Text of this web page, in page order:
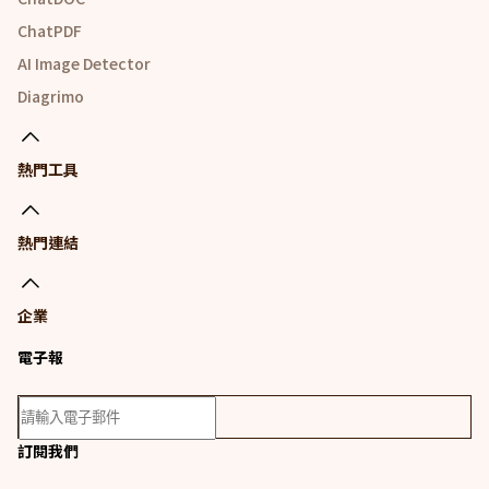
ChatPDF
AI Image Detector
Diagrimo
熱門工具
熱門連結
企業
電子報
訂閱我們